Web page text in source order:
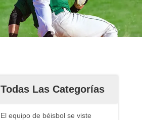
Todas Las Categorías
El equipo de béisbol se viste